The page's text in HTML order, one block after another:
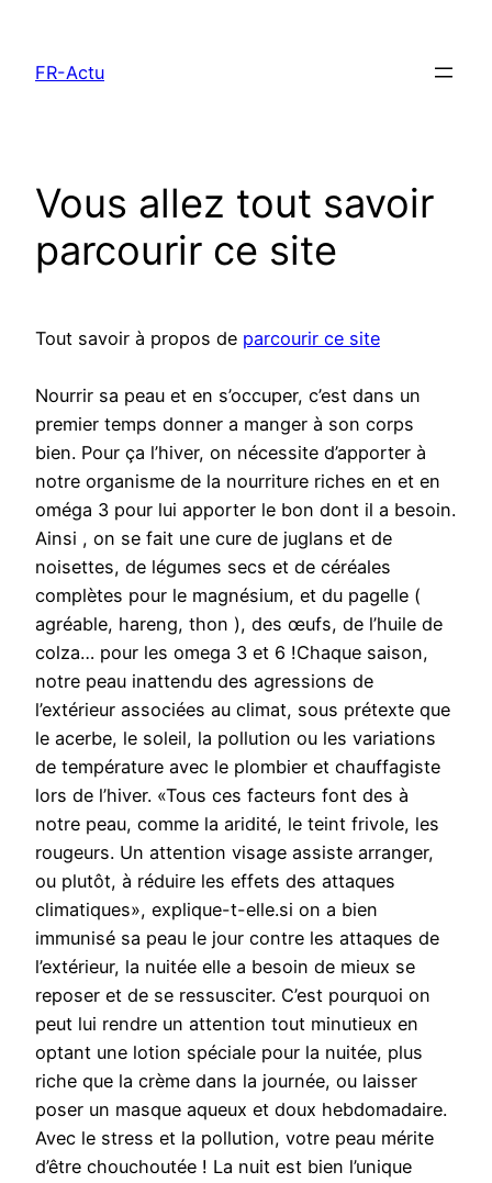
contenu
FR-Actu
Vous allez tout savoir
parcourir ce site
Tout savoir à propos de parcourir ce site
Nourrir sa peau et en s’occuper, c’est dans un
premier temps donner a manger à son corps
bien. Pour ça l’hiver, on nécessite d’apporter à
notre organisme de la nourriture riches en et en
oméga 3 pour lui apporter le bon dont il a besoin.
Ainsi , on se fait une cure de juglans et de
noisettes, de légumes secs et de céréales
complètes pour le magnésium, et du pagelle (
agréable, hareng, thon ), des œufs, de l’huile de
colza… pour les omega 3 et 6 !Chaque saison,
notre peau inattendu des agressions de
l’extérieur associées au climat, sous prétexte que
le acerbe, le soleil, la pollution ou les variations
de température avec le plombier et chauffagiste
lors de l’hiver. «Tous ces facteurs font des à
notre peau, comme la aridité, le teint frivole, les
rougeurs. Un attention visage assiste arranger,
ou plutôt, à réduire les effets des attaques
climatiques», explique-t-elle.si on a bien
immunisé sa peau le jour contre les attaques de
l’extérieur, la nuitée elle a besoin de mieux se
reposer et de se ressusciter. C’est pourquoi on
peut lui rendre un attention tout minutieux en
optant une lotion spéciale pour la nuitée, plus
riche que la crème dans la journée, ou laisser
poser un masque aqueux et doux hebdomadaire.
Avec le stress et la pollution, votre peau mérite
d’être chouchoutée ! La nuit est bien l’unique